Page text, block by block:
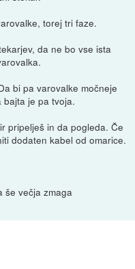
torej tri faze.
da ne bo vse ista
bi pa varovalke močneje
bajta je pa tvoja.
pripelješ in da pogleda. Če
dodaten kabel od omarice.
še večja zmaga